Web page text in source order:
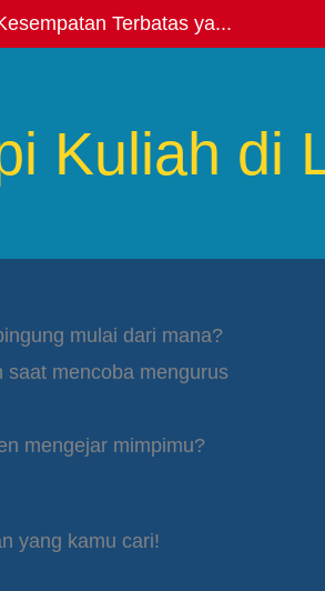
Terbatas ya...
Kuliah di
mulai dari mana?
saat mencoba mengurus
mengejar mimpimu?
yang kamu cari!